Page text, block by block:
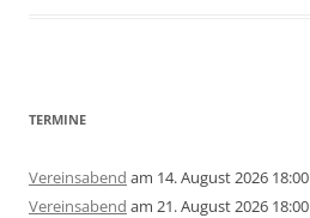
TERMINE
Vereinsabend am 14. August 2026 18:00
Vereinsabend am 21. August 2026 18:00